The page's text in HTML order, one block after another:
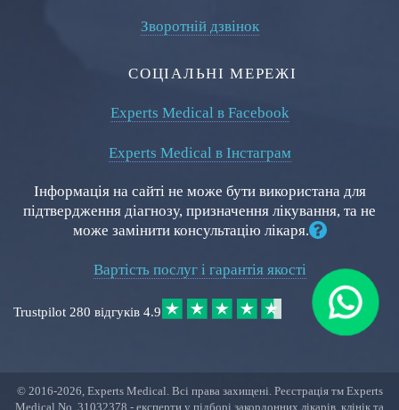
Зворотній дзвінок
СОЦІАЛЬНІ МЕРЕЖІ
Experts Medical в Facebook
Experts Medical в Інстаграм
Інформація на сайті не може бути використана для
підтвердження діагнозу, призначення лікування, та не
може замінити консультацію лікаря.
Вартість послуг і гарантія якості
Trustpilot 280 відгуків 4.9
© 2016-2026 , Experts Medical. Всі права захищені. Реєстрація тм Experts
Medical No. 31032378 - експерти у підборі закордонних лікарів, клінік та